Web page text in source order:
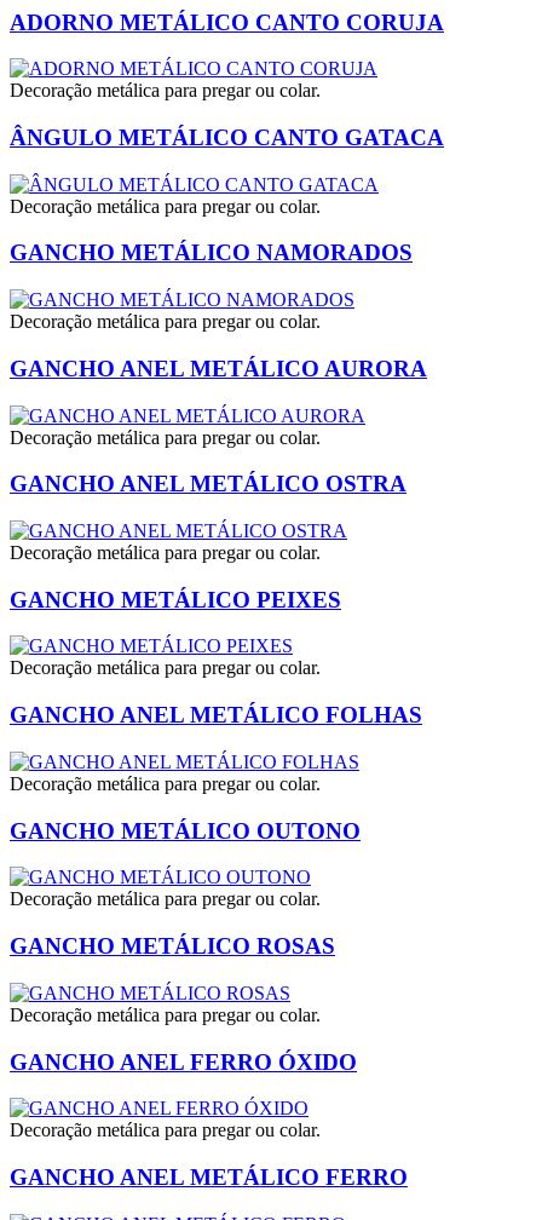
ADORNO METÁLICO CANTO CORUJA
Decoração metálica para pregar ou colar.
ÂNGULO METÁLICO CANTO GATACA
Decoração metálica para pregar ou colar.
GANCHO METÁLICO NAMORADOS
Decoração metálica para pregar ou colar.
GANCHO ANEL METÁLICO AURORA
Decoração metálica para pregar ou colar.
GANCHO ANEL METÁLICO OSTRA
Decoração metálica para pregar ou colar.
GANCHO METÁLICO PEIXES
Decoração metálica para pregar ou colar.
GANCHO ANEL METÁLICO FOLHAS
Decoração metálica para pregar ou colar.
GANCHO METÁLICO OUTONO
Decoração metálica para pregar ou colar.
GANCHO METÁLICO ROSAS
Decoração metálica para pregar ou colar.
GANCHO ANEL FERRO ÓXIDO
Decoração metálica para pregar ou colar.
GANCHO ANEL METÁLICO FERRO